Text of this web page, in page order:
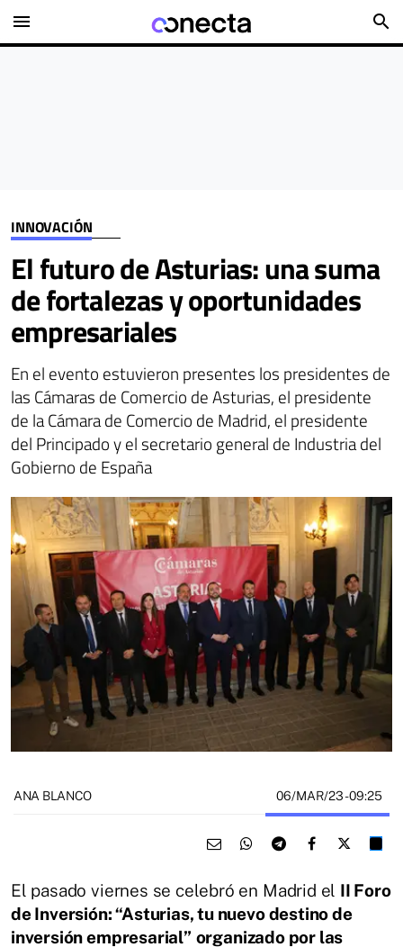
menu search
INNOVACIÓN
El futuro de Asturias: una suma
de fortalezas y oportunidades
empresariales
En el evento estuvieron presentes los presidentes de
las Cámaras de Comercio de Asturias, el presidente
de la Cámara de Comercio de Madrid, el presidente
del Principado y el secretario general de Industria del
Gobierno de España
ANA BLANCO 06/MAR/23- 09:25
El pasado viernes se celebró en Madrid el II Foro
de Inversión: “Asturias, tu nuevo destino de
inversión empresarial” organizado por las